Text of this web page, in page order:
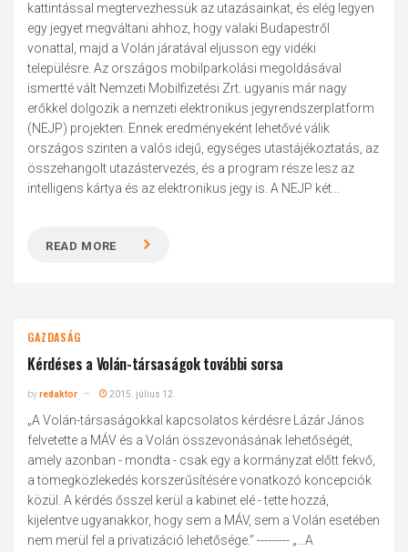
kattintással megtervezhessük az utazásainkat, és elég legyen
egy jegyet megváltani ahhoz, hogy valaki Budapestről
vonattal, majd a Volán járatával eljusson egy vidéki
településre. Az országos mobilparkolási megoldásával
ismertté vált Nemzeti Mobilfizetési Zrt. ugyanis már nagy
erőkkel dolgozik a nemzeti elektronikus jegyrendszerplatform
(NEJP) projekten. Ennek eredményeként lehetővé válik
országos szinten a valós idejű, egységes utastájékoztatás, az
összehangolt utazástervezés, és a program része lesz az
intelligens kártya és az elektronikus jegy is. A NEJP két...
READ MORE
GAZDASÁG
Kérdéses a Volán-társaságok további sorsa
byredaktor 2015. július 12.
„A Volán-társaságokkal kapcsolatos kérdésre Lázár János
felvetette a MÁV és a Volán összevonásának lehetőségét,
amely azonban - mondta - csak egy a kormányzat előtt fekvő,
a tömegközlekedés korszerűsítésére vonatkozó koncepciók
közül. A kérdés ősszel kerül a kabinet elé - tette hozzá,
kijelentve ugyanakkor, hogy sem a MÁV, sem a Volán esetében
nem merül fel a privatizáció lehetősége.” --------- „...A